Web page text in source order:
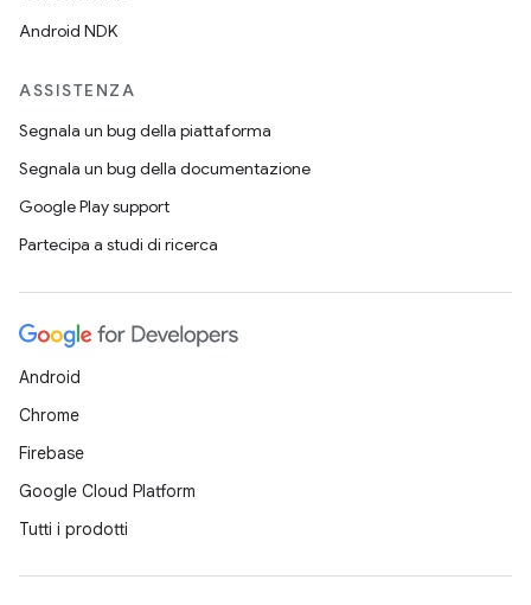
Android NDK
ASSISTENZA
Segnala un bug della piattaforma
Segnala un bug della documentazione
Google Play support
Partecipa a studi di ricerca
Android
Chrome
Firebase
Google Cloud Platform
Tutti i prodotti